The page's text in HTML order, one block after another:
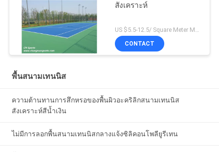
สังเคราะห์
US $5.5-12.5/ Square Meter MOQ:/
CONTACT
พื้นสนามเทนนิส
ความต้านทานการสึกหรอของพื้นผิวอะคริลิกสนามเทนนิส
สังเคราะห์สีน้ำเงิน
ไม่มีการลอกพื้นสนามเทนนิสกลางแจ้งซิลิคอนโพลียูรีเทน